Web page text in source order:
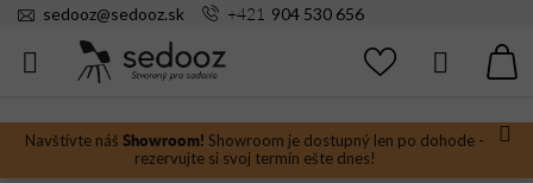
Prejsť
Navštívte náš Showroom! Showroom je dostupný len po dohode -
rezervujte si svoj termín ešte dnes!
sedooz@sedooz.sk +421 904 530 656
Hľadať